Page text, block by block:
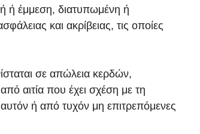
ή έμμεση, διατυπωμένη ή
και ακρίβειας, τις οποίες
σε απώλεια κερδών,
αιτία που έχει σχέση με τη
ή από τυχόν μη επιτρεπόμενες